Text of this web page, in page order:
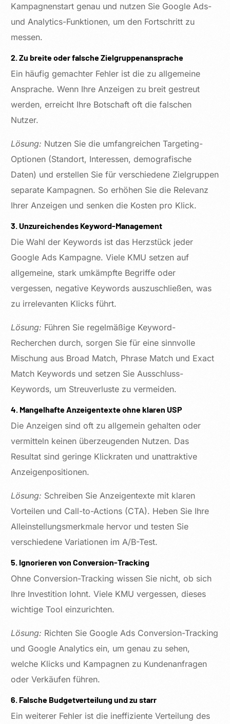
Kampagnenstart genau und nutzen Sie Google Ads-
und Analytics-Funktionen, um den Fortschritt zu
messen.
2. Zu breite oder falsche Zielgruppenansprache
Ein häufig gemachter Fehler ist die zu allgemeine
Ansprache. Wenn Ihre Anzeigen zu breit gestreut
werden, erreicht Ihre Botschaft oft die falschen
Nutzer.
Lösung: Nutzen Sie die umfangreichen Targeting-
Optionen (Standort, Interessen, demografische
Daten) und erstellen Sie für verschiedene Zielgruppen
separate Kampagnen. So erhöhen Sie die Relevanz
Ihrer Anzeigen und senken die Kosten pro Klick.
3. Unzureichendes Keyword-Management
Die Wahl der Keywords ist das Herzstück jeder
Google Ads Kampagne. Viele KMU setzen auf
allgemeine, stark umkämpfte Begriffe oder
vergessen, negative Keywords auszuschließen, was
zu irrelevanten Klicks führt.
Lösung: Führen Sie regelmäßige Keyword-
Recherchen durch, sorgen Sie für eine sinnvolle
Mischung aus Broad Match, Phrase Match und Exact
Match Keywords und setzen Sie Ausschluss-
Keywords, um Streuverluste zu vermeiden.
4. Mangelhafte Anzeigentexte ohne klaren USP
Die Anzeigen sind oft zu allgemein gehalten oder
vermitteln keinen überzeugenden Nutzen. Das
Resultat sind geringe Klickraten und unattraktive
Anzeigenpositionen.
Lösung: Schreiben Sie Anzeigentexte mit klaren
Vorteilen und Call-to-Actions (CTA). Heben Sie Ihre
Alleinstellungsmerkmale hervor und testen Sie
verschiedene Variationen im A/B-Test.
5. Ignorieren von Conversion-Tracking
Ohne Conversion-Tracking wissen Sie nicht, ob sich
Ihre Investition lohnt. Viele KMU vergessen, dieses
wichtige Tool einzurichten.
Lösung: Richten Sie Google Ads Conversion-Tracking
und Google Analytics ein, um genau zu sehen,
welche Klicks und Kampagnen zu Kundenanfragen
oder Verkäufen führen.
6. Falsche Budgetverteilung und zu starr
Ein weiterer Fehler ist die ineffiziente Verteilung des